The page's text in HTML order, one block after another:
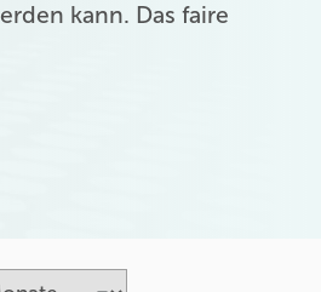
kann. Das faire